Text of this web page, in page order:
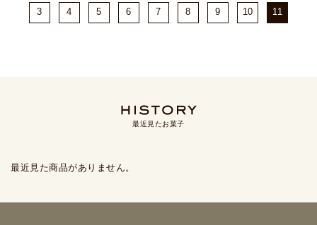
3 4 5 6 7 8 9 10 11
最近見たお菓子
最近見た商品がありません。